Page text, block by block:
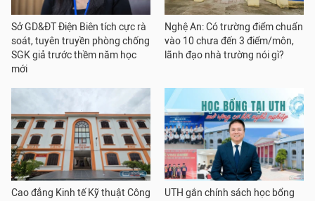
Sở GD&ĐT Điện Biên tích cực rà
soát, tuyên truyền phòng chống
SGK giả trước thềm năm học
mới
Nghệ An: Có trường điểm chuẩn
vào 10 chưa đến 3 điểm/môn,
lãnh đạo nhà trường nói gì?
Cao đẳng Kinh tế Kỹ thuật Công
UTH gắn chính sách học bổng